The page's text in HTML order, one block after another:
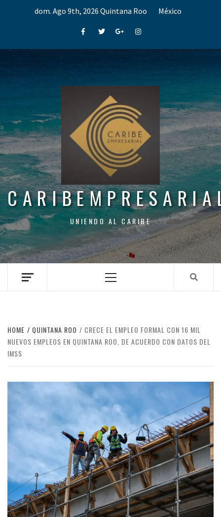
dom. Ago 9th, 2026 Quintana Roo México
FacebookTwitterGoogle+Instagram
UNIENDO AL CARIBE
Menu
HOME QUINTANA ROO
CRECE EL EMPLEO FORMAL CON 16 MIL
NUEVOS EMPLEOS EN QUINTANA ROO, DE ACUERDO CON DATOS DEL
IMSS